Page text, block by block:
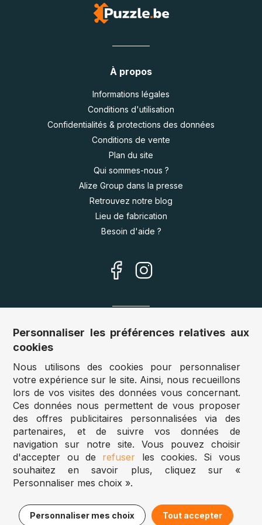
30,95€ Ajouter au panier
À propos
Informations légales
Conditions d'utilisation
Confidentialités & protections des données
Conditions de vente
Plan du site
Qui sommes-nous ?
Alize Group dans la presse
Retrouvez notre blog
Lieu de fabrication
Besoin d'aide ?
Nos sites
Autriche :www.puzzle.at
Belgique :www.puzzle.be
Royaume Uni :
www.jigsawpuzzle.co.uk
Accès revendeurs / détaillants
Vous avez un magasin ?
Vous souhaitez accéder à nos prix revendeurs ?
Puzzle.be 2025
Personnaliser les préférences relatives aux
cookies
Nous utilisons des cookies pour personnaliser
votre expérience sur le site. Ainsi, nous recueillons
lors de vos visites des données vous concernant.
Ces données nous permettent de vous proposer
des offres publicitaires personnalisées via des
partenaires, et de suivre vos données de
navigation sur notre site. Vous pouvez choisir
d'accepter ou de refuser les cookies. Si vous
souhaitez en savoir plus, cliquez sur «
Personnaliser mes choix ».
Personnaliser mes choix Tout accepter